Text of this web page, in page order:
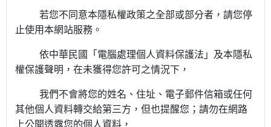
若您不同意本隱私權政策之全部或部分者，請您停
止使用本網站服務。
依中華民國「電腦處理個人資料保護法」及本隱私
權保護聲明，在未獲得您許可之情況下，
我們不會將您的姓名、住址、電子郵件信箱或任何
其他個人資料轉交給第三方，但也提醒您；請勿在網路
上公開透露您的個人資料，